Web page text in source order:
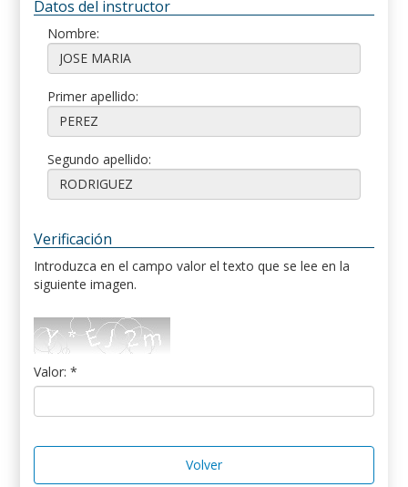
Datos del instructor
Nombre:
Primer apellido:
Segundo apellido:
Verificación
Introduzca en el campo valor el texto que se lee en la
siguiente imagen.
Valor: *
Volver